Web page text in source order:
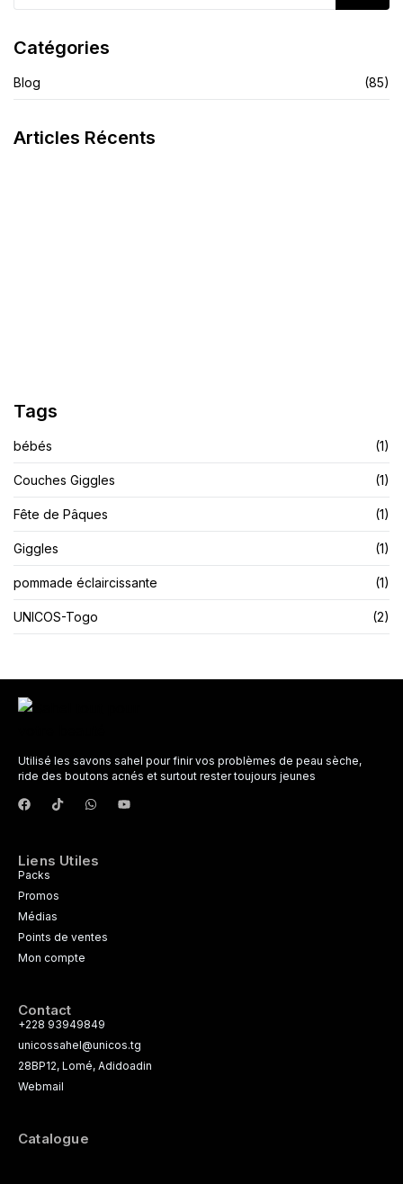
Catégories
Blog (85)
Articles Récents
Tags
bébés (1)
Couches Giggles (1)
Fête de Pâques (1)
Giggles (1)
pommade éclaircissante (1)
UNICOS-Togo (2)
Utilisé les savons sahel pour finir vos problèmes de peau sèche,
ride des boutons acnés et surtout rester toujours jeunes
Liens Utiles
Packs
Promos
Médias
Points de ventes
Mon compte
Contact
+228 93949849
unicossahel@unicos.tg
28BP12, Lomé, Adidoadin
Webmail
Catalogue